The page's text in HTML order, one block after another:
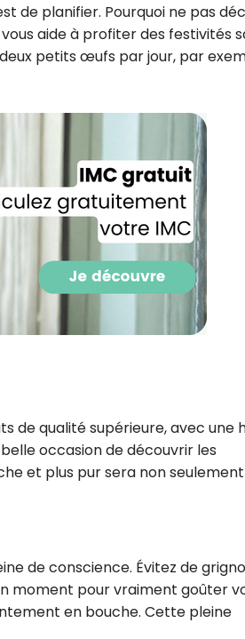
de planifier. Pourquoi ne pas
aide à profiter des festivités
petits œufs par jour, par
de qualité supérieure, avec une
occasion de découvrir les
et plus pur sera non
de conscience. Évitez de
moment pour vraiment goûter
en bouche. Cette pleine
Recevez
de nos meilleures
pourrons savoir si vous ouvrez les
l'heure à laquelle vous le faites
des informations sur le terminal
utilisez. Pour en savoir plus sur ces
politique de